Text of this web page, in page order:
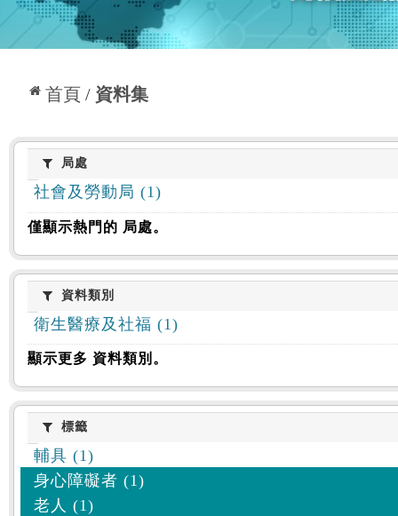
首頁 資料集
:::
局處局處
社會及勞動局 (1)
僅顯示熱門的 局處。
資料類別
資料類別
衛生醫療及社福 (1)
顯示更多 資料類別。
標籤標籤
輔具 (1)
身心障礙者 (1)
老人 (1)